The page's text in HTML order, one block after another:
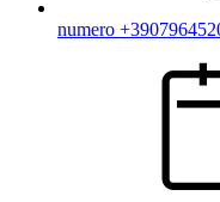
numero